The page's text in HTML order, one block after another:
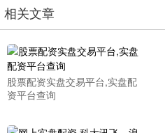
相关文章
股票配资实盘交易平台,实盘配
资平台查询